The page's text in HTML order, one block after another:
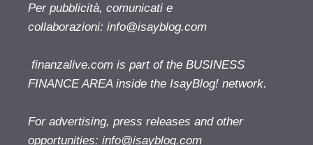
Per pubblicità, comunicati e
collaborazioni: info@isayblog.com
finanzalive.com is part of the BUSINESS
FINANCE AREA inside the IsayBlog! network.
For advertising, press releases and other
opportunities: info@isayblog.com